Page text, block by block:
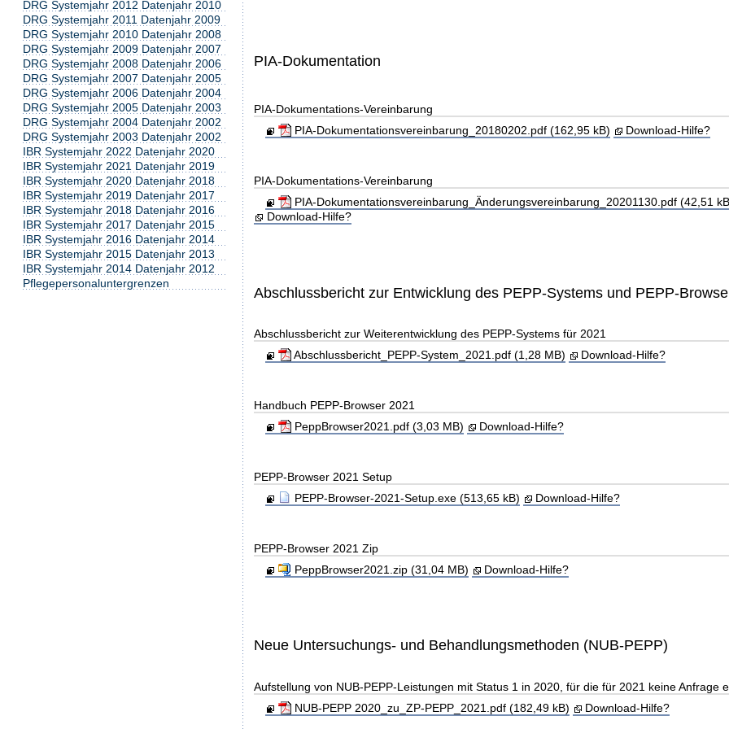
PIA-Dokumentation
PIA-Dokumentations-Vereinbarung
PIA-Dokumentationsvereinbarung_20180202.pdf (162,95 kB)
Download-Hilfe?
PIA-Dokumentations-Vereinbarung
PIA-Dokumentationsvereinbarung_Änderungsvereinbarung_20201130.pdf (42,51
Download-Hilfe?
Abschlussbericht zur Entwicklung des PEPP-Systems und PEPP-
Abschlussbericht zur Weiterentwicklung des PEPP-Systems für 2021
Abschlussbericht_PEPP-System_2021.pdf (1,28 MB)
Download-Hilfe?
Handbuch PEPP-Browser 2021
PeppBrowser2021.pdf (3,03 MB)
Download-Hilfe?
PEPP-Browser 2021 Setup
PEPP-Browser-2021-Setup.exe (513,65 kB)
Download-Hilfe?
PEPP-Browser 2021 Zip
PeppBrowser2021.zip (31,04 MB)
Download-Hilfe?
Neue Untersuchungs- und Behandlungsmethoden (NUB-PEPP)
Aufstellung von NUB-PEPP-Leistungen mit Status 1 in 2020, für die für 2021 keine Anfrage
NUB-PEPP 2020_zu_ZP-PEPP_2021.pdf (182,49 kB)
Download-Hilfe?
DRG Systemjahr 2012 Datenjahr 2010
DRG Systemjahr 2011 Datenjahr 2009
DRG Systemjahr 2010 Datenjahr 2008
DRG Systemjahr 2009 Datenjahr 2007
DRG Systemjahr 2008 Datenjahr 2006
DRG Systemjahr 2007 Datenjahr 2005
DRG Systemjahr 2006 Datenjahr 2004
DRG Systemjahr 2005 Datenjahr 2003
DRG Systemjahr 2004 Datenjahr 2002
DRG Systemjahr 2003 Datenjahr 2002
IBR Systemjahr 2022 Datenjahr 2020
IBR Systemjahr 2021 Datenjahr 2019
IBR Systemjahr 2020 Datenjahr 2018
IBR Systemjahr 2019 Datenjahr 2017
IBR Systemjahr 2018 Datenjahr 2016
IBR Systemjahr 2017 Datenjahr 2015
IBR Systemjahr 2016 Datenjahr 2014
IBR Systemjahr 2015 Datenjahr 2013
IBR Systemjahr 2014 Datenjahr 2012
Pflegepersonaluntergrenzen